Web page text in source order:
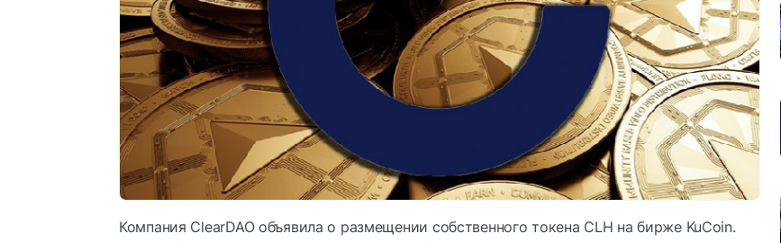
Компания ClearDAO объявила о размещении собственного токена CLH на бирже KuCoin.